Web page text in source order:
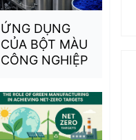
ỨNG DỤNG
CỦA BỘT MÀU
CÔNG NGHIỆP